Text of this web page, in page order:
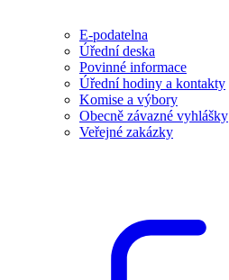
E-podatelna
Úřední deska
Povinné informace
Úřední hodiny a kontakty
Komise a výbory
Obecně závazné vyhlášky
Veřejné zakázky